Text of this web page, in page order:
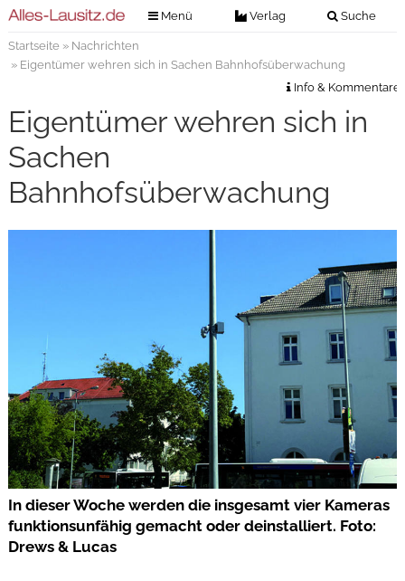
Menü Verlag Suche
Verlag
Kontakt
Impressum
Veranstaltungstickets
Anzeigensuche
Digitale Ausgaben
Startseite» Nachrichten
» Eigentümer wehren sich in Sachen Bahnhofsüberwachung
Info & Kommentare
Eigentümer wehren sich in
Sachen
Bahnhofsüberwachung
In dieser Woche werden die insgesamt vier Kameras
funktionsunfähig gemacht oder deinstalliert. Foto:
Drews & Lucas